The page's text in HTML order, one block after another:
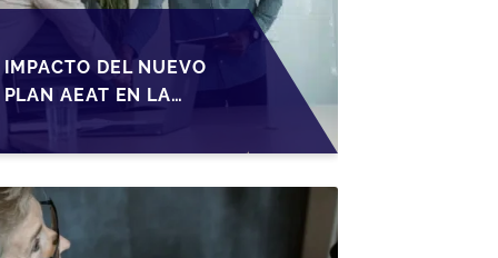
IMPACTO DEL NUEVO
PLAN AEAT EN LA
TRANSMISIÓN DE
PYMES ESPAÑOLAS